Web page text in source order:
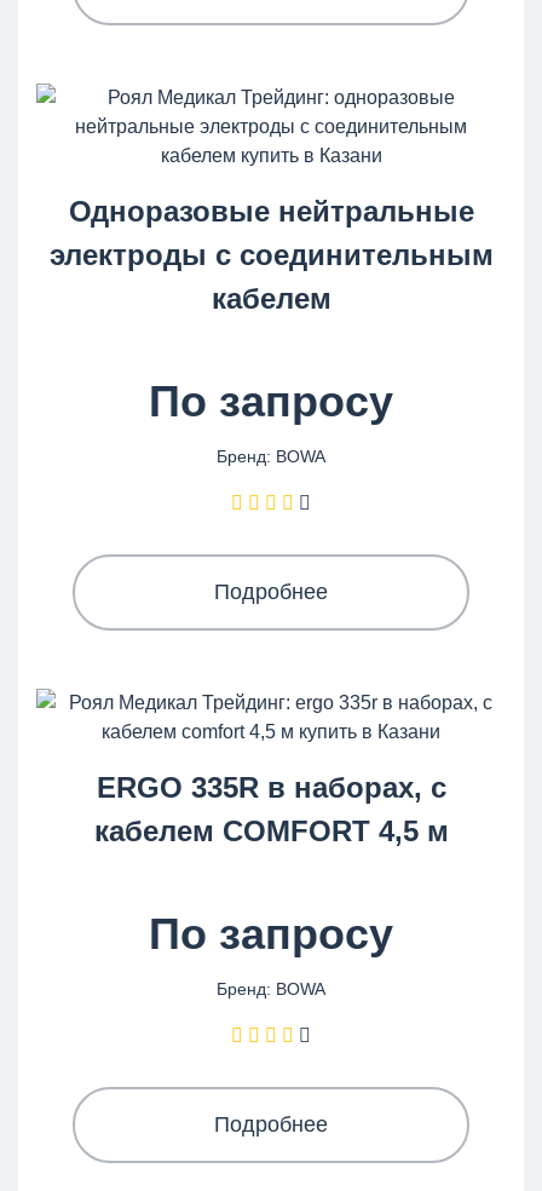
Одноразовые нейтральные
электроды с соединительным
кабелем
По запросу
Бренд: BOWA
Подробнее
ERGO 335R в наборах, с
кабелем COMFORT 4,5 м
По запросу
Бренд: BOWA
Подробнее